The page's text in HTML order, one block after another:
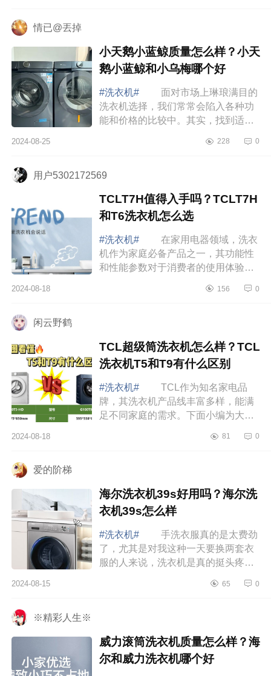
情已@丟掉
小天鹅小蓝鲸质量怎么样？小天
鹅小蓝鲸和小乌梅哪个好
#洗衣机#
面对市场上琳琅满目的
洗衣机选择，我们常常会陷入各种功
能和价格的比较中。其实，找到适合
的考量，而是要找到那个最符合自己
2024-08-25 228 0
用户5302172569
TCLT7H值得入手吗？TCLT7H
和T6洗衣机怎么选
#洗衣机#
在家用电器领域，洗衣
机作为家庭必备产品之一，其功能性
和性能参数对于消费者的使用体验至
TCLT7H值得入手吗？TCLT7H和T6
2024-08-18 156 0
闲云野鹤
TCL超级筒洗衣机怎么样？TCL
洗衣机T5和T9有什么区别
#洗衣机#
TCL作为知名家电品
牌，其洗衣机产品线丰富多样，能满
足不同家庭的需求。下面小编为大家
TCL洗衣机T5和T9有什么区别
2024-08-18 81 0
爱的阶梯
海尔洗衣机39s好用吗？海尔洗
衣机39s怎么样
#洗衣机#
手洗衣服真的是太费劲
了，尤其是对我这种一天要换两套衣
服的人来说，洗衣机是真的挺头疼，
很热，一到中午的时候就很容易出
2024-08-15 65 0
※精彩人生※
威力滚筒洗衣机质量怎么样？海
尔和威力洗衣机哪个好